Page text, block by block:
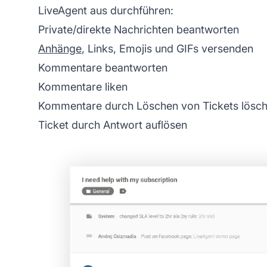
LiveAgent aus durchführen:
Private/direkte Nachrichten beantworten
Anhänge, Links, Emojis und GIFs versenden
Kommentare beantworten
Kommentare liken
Kommentare durch Löschen von Tickets
Ticket durch Antwort auflösen